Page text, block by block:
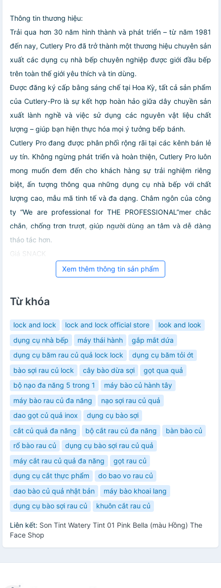
Thông tin thương hiệu:
Trải qua hơn 30 năm hình thành và phát triển – từ năm 1981
đến nay, Cutlery Pro đã trở thành một thương hiệu chuyên sản
xuất các dụng cụ nhà bếp chuyên nghiệp được giới đầu bếp
trên toàn thế giới yêu thích và tin dùng.
Được đăng ký cấp bằng sáng chế tại Hoa Kỳ, tất cả sản phẩm
của Cutlery-Pro là sự kết hợp hoàn hảo giữa dây chuyền sản
xuất lành nghề và việc sử dụng các nguyên vật liệu chất
lượng – giúp bạn hiện thực hóa mọi ý tưởng bếp bánh.
Cutlery Pro đang được phân phối rộng rãi tại các kênh bán lẻ
uy tín. Không ngừng phát triển và hoàn thiện, Cutlery Pro luôn
mong muốn đem đến cho khách hàng sự trải nghiệm riêng
biệt, ấn tượng thông qua những dụng cụ nhà bếp với chất
lượng cao, mẫu mã tinh tế và đa dạng. Châm ngôn của công
ty “We are professional for THE PROFESSIONAL”mer chắc
chắn, chống trơn trượt, giúp người dùng an tâm và dễ dàng
tháo tác hơn.
Giá SNACK
Xem thêm thông tin sản phẩm
Từ khóa
lock and lock lock and lock official store
look and look
dụng cụ nhà bếp
máy thái hành
gắp mắt dứa
dụng cụ băm rau củ quả lock lock
dụng cụ băm tỏi ớt
bào sợi rau củ lock
cây bào dừa sợi
gọt qua quả
bộ nạo đa năng 5 trong 1
máy bào củ hành tây
máy bào rau củ đa năng
nạo sợi rau củ quả
dao gọt củ quả inox
dụng cụ bào sợi
cắt củ quả đa năng
bộ cắt rau củ đa năng
bàn bào củ
rổ bào rau củ
dụng cụ bào sợi rau củ quả
máy cắt rau củ quả đa năng
gọt rau củ
dụng cụ cắt thực phẩm
do bao vo rau củ
dao bào củ quả nhật bản
máy bào khoai lang
dụng cụ bào sợi rau củ
khuôn cắt rau củ
Liên kết: Son Tint Watery Tint 01 Pink Bella (màu Hồng) The
Face Shop